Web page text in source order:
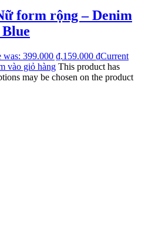
form rộng – Denim
399.000 ₫.159.000 ₫Current
vào giỏ hàng This product has
may be chosen on the product